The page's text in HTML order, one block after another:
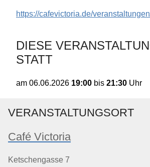
https://cafevictoria.de/
DIESE
STATT
am06.06.2026 19:00 bis 21:30 Uhr
VERANSTALTUNGSORT
Café Victoria
Ketschengasse 7